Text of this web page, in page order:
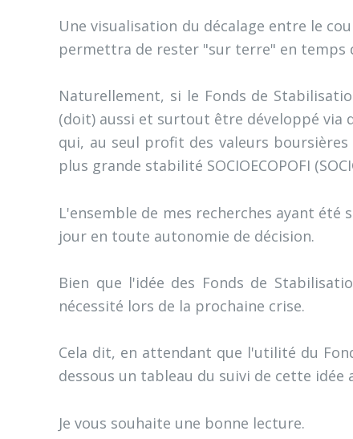
Une visualisation du décalage entre le
permettra de rester "sur terre" en temps
Naturellement, si le Fonds de
(doit) aussi et surtout être développé via
qui, au seul profit des valeurs
plus grande stabilité SOCIOECOPOFI
L'ensemble de mes recherches ayant
jour en toute autonomie de décision.
Bien que l'idée des Fonds de
nécessité lors de la prochaine crise.
Cela dit, en attendant que l'utilité du
dessous un tableau du suivi de cette idée
Je vous souhaite une bonne lecture.